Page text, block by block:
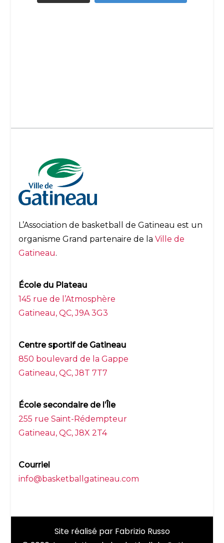
L’Association de basketball de Gatineau est un
organisme Grand partenaire de laVille de
Gatineau.
École du Plateau
145 rue de l’Atmosphère
Gatineau, QC, J9A 3G3
Centre sportif de Gatineau
850 boulevard de la Gappe
Gatineau, QC, J8T 7T7
École secondaire de l’Île
255 rue Saint-Rédempteur
Gatineau, QC, J8X 2T4
Courriel
info@basketballgatineau.com
Site réalisé par Fabrizio Russo